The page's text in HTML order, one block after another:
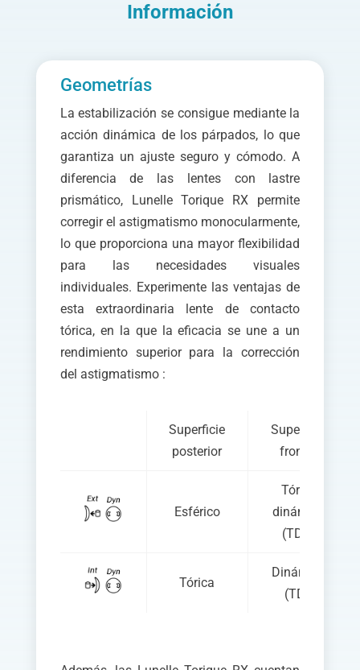
Información
Geometrías
La estabilización se consigue mediante la
acción dinámica de los párpados, lo que
garantiza un ajuste seguro y cómodo. A
diferencia de las lentes con lastre
prismático, Lunelle Torique RX permite
corregir el astigmatismo monocularmente,
lo que proporciona una mayor flexibilidad
para las necesidades visuales
individuales. Experimente las ventajas de
esta extraordinaria lente de contacto
tórica, en la que la eficacia se une a un
rendimiento superior para la corrección
del astigmatismo :
Superficie
posterior
Superficie
frontal
Esférico
Tórica
dinámica
(TDE)
Tórica
Dinámica
(TDI)